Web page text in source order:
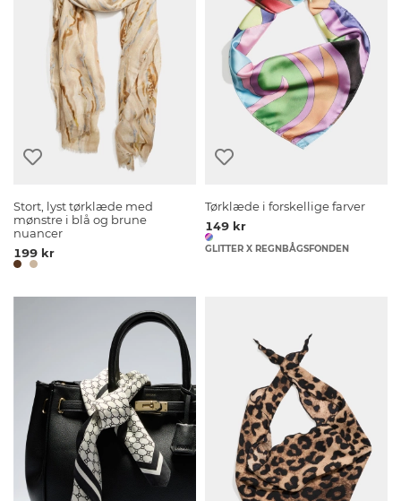
Stort, lyst tørklæde med
mønstre i blå og brune
nuancer
199 kr
Tørklæde i forskellige farver
149 kr
GLITTER X REGNBÅGSFONDEN